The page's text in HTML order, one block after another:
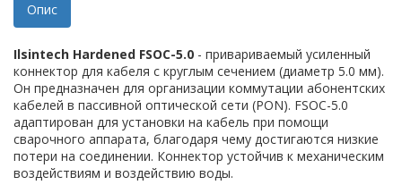
Опис
Ilsintech Hardened FSOC-5.0 - привариваемый усиленный
коннектор для кабеля с круглым сечением (диаметр 5.0 мм).
Он предназначен для организации коммутации абонентских
кабелей в пассивной оптической сети (PON). FSOC-5.0
адаптирован для установки на кабель при помощи
сварочного аппарата, благодаря чему достигаются низкие
потери на соединении. Коннектор устойчив к механическим
воздействиям и воздействию воды.